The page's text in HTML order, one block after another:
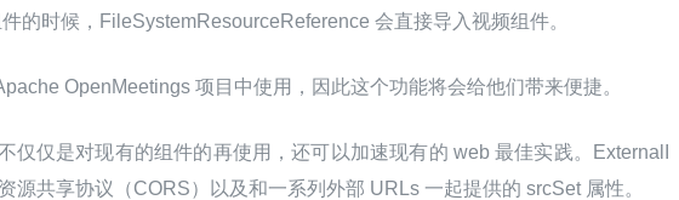
的时候，FileSystemResourceReference 会直接导入视频组件。
OpenMeetings 项目中使用，因此这个功能将会给他们带来便捷。
仅仅是对现有的组件的再使用，还可以加速现有的 web 最佳实践。ExternalI
源共享协议（CORS）以及和一系列外部 URLs 一起提供的 srcSet 属性。